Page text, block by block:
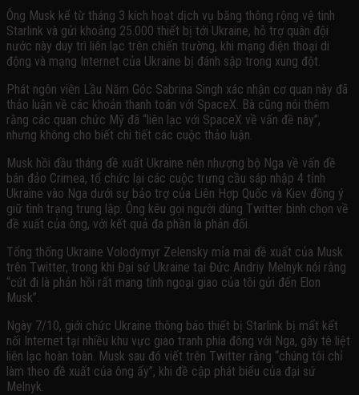
Ông Musk kể từ tháng 3 kích hoạt dịch vụ băng thông rộng vệ tinh
Starlink và gửi khoảng 25.000 thiết bị tới Ukraine, hỗ trợ quân đội
nước này duy trì liên lạc trên chiến trường, khi mạng điện thoại di
động và mạng Internet của Ukraine bị đánh sập trong xung đột.
Phát ngôn viên Lầu Năm Góc Sabrina Singh xác nhận cơ quan này đã
thảo luận về các khoản thanh toán với SpaceX. Bà cũng nói thêm
rằng các quan chức Mỹ đã “liên lạc với SpaceX về vấn đề này”,
nhưng không cho biết chi tiết các cuộc thảo luận.
Musk hồi đầu tháng đề xuất Ukraine nên nhượng bộ Nga về vấn đề
bán đảo Crimea, tổ chức lại các cuộc trưng cầu sáp nhập 4 tỉnh
Ukraine vào Nga dưới sự bảo trợ của Liên Hợp Quốc và Kiev đồng ý
giữ tình trạng trung lập. Ông kêu gọi người dùng Twitter bình chọn về
đề xuất của ông, với kết quả đa phần là phản đối.
Tổng thống Ukraine Volodymyr Zelensky mỉa mai đề xuất của Musk
trên Twitter, trong khi Đại sứ Ukraine tại Đức Andriy Melnyk nói rằng
“cút đi là phản hồi rất mang tính ngoại giao của tôi gửi đến Elon
Musk”.
Ngày 7/10, giới chức Ukraine thông báo thiết bị Starlink bị mất kết
nối Internet tại nhiều khu vực giao tranh phía đông với Nga, gây tê liệt
liên lạc hoàn toàn. Musk sau đó viết trên Twitter rằng “chúng tôi chỉ
làm theo đề xuất của ông ấy”, khi đề cập phát biểu của đại sứ
Melnyk.